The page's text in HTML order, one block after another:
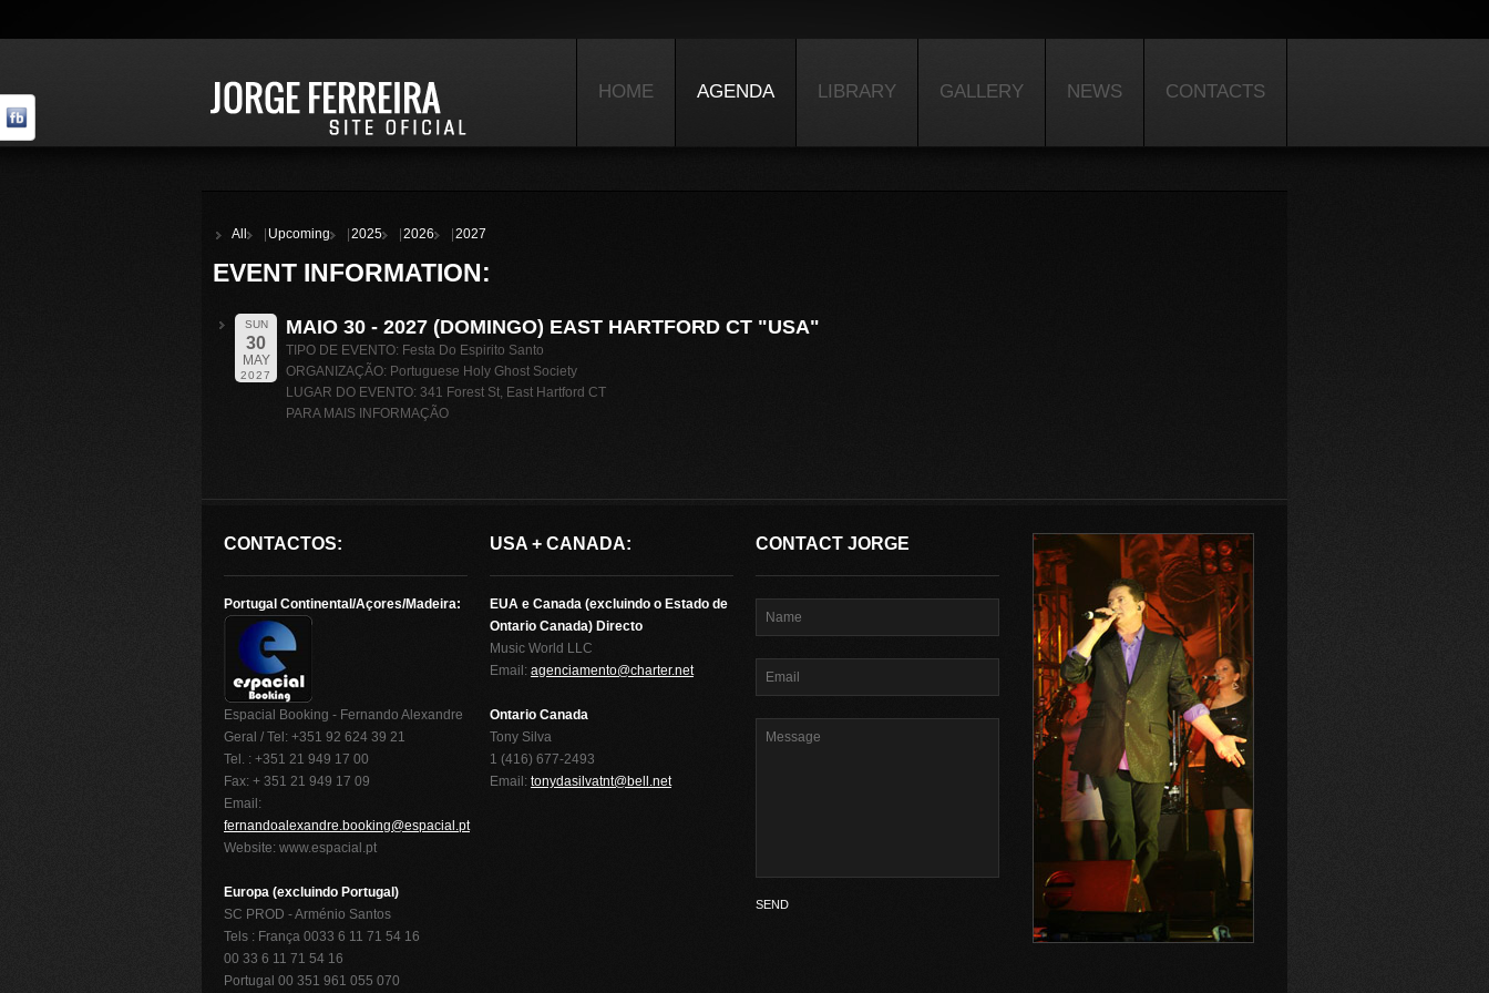
HOME AGENDA LIBRARY GALLERY NEWS CONTACTS
All Upcoming 2025 2026 2027
EVENT INFORMATION:
SUN
30
MAY
2027
MAIO 30 - 2027 (DOMINGO) EAST HARTFORD CT "USA"
TIPO DE EVENTO: Festa Do Espirito Santo
ORGANIZAÇÃO: Portuguese Holy Ghost Society
LUGAR DO EVENTO: 341 Forest St, East Hartford CT
PARA MAIS INFORMAÇÃO
CONTACTOS:
Portugal Continental/Açores/Madeira:
Espacial Booking - Fernando Alexandre
Geral / Tel: +351 92 624 39 21
Tel. : +351 21 949 17 00
Fax: + 351 21 949 17 09
Email:
fernandoalexandre.booking@espacial.pt
Website: www.espacial.pt
Europa (excluindo Portugal)
SC PROD - Arménio Santos
Tels : França 0033 6 11 71 54 16
00 33 6 11 71 54 16
Portugal 00 351 961 055 070
USA + CANADA:
EUA e Canada (excluindo o Estado de
Ontario Canada) Directo
Music World LLC
Email: agenciamento@charter.net
Ontario Canada
Tony Silva
1 (416) 677-2493
Email: tonydasilvatnt@bell.net
CONTACT JORGE